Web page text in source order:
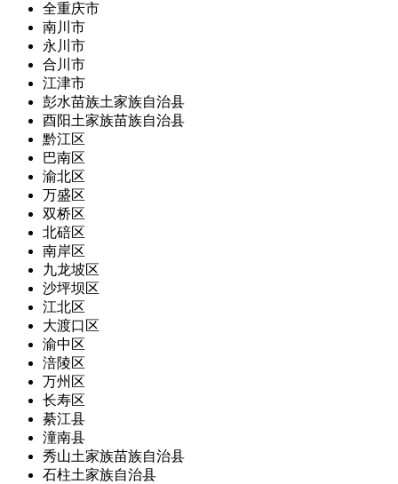
全重庆市
南川市
永川市
合川市
江津市
彭水苗族土家族自治县
酉阳土家族苗族自治县
黔江区
巴南区
渝北区
万盛区
双桥区
北碚区
南岸区
九龙坡区
沙坪坝区
江北区
大渡口区
渝中区
涪陵区
万州区
长寿区
綦江县
潼南县
秀山土家族苗族自治县
石柱土家族自治县